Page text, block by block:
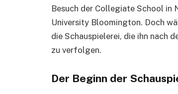
Besuch der Collegiate School in
University Bloomington. Doch
die Schauspielerei, die ihn nach
zu verfolgen.
Der Beginn der